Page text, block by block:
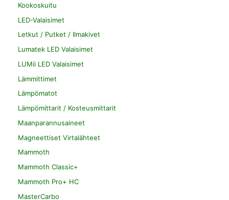
Kookoskuitu
LED-Valaisimet
Letkut / Putket / Ilmakivet
Lumatek LED Valaisimet
LUMii LED Valaisimet
Lämmittimet
Lämpömatot
Lämpömittarit / Kosteusmittarit
Maanparannusaineet
Magneettiset Virtalähteet
Mammoth
Mammoth Classic+
Mammoth Pro+ HC
MasterCarbo